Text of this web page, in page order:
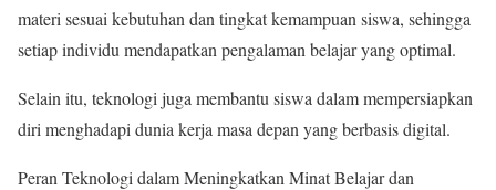
materi sesuai kebutuhan dan tingkat kemampuan siswa, sehingga
setiap individu mendapatkan pengalaman belajar yang optimal.
Selain itu, teknologi juga membantu siswa dalam mempersiapkan
diri menghadapi dunia kerja masa depan yang berbasis digital.
Peran Teknologi dalam Meningkatkan Minat Belajar dan